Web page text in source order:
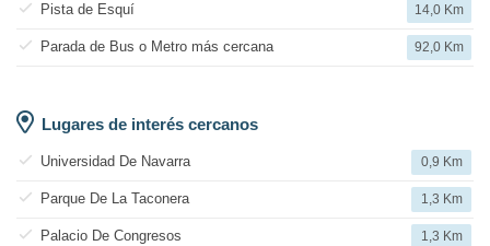
Pista de Esquí 14,0 Km
Parada de Bus o Metro más cercana 92,0 Km
Lugares de interés cercanos
Universidad De Navarra 0,9 Km
Parque De La Taconera 1,3 Km
Palacio De Congresos 1,3 Km